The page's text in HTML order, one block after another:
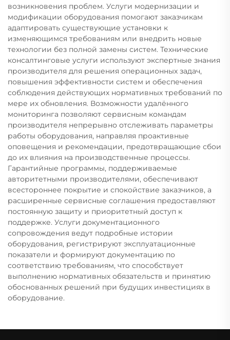
возникновения проблем. Услуги модернизации и
модификации оборудования помогают заказчикам
адаптировать существующие установки к
изменяющимся требованиям или внедрить новые
технологии без полной замены систем. Технические
консалтинговые услуги используют экспертные знания
производителя для решения операционных задач,
повышения эффективности систем и обеспечения
соблюдения действующих нормативных требований по
мере их обновления. Возможности удалённого
мониторинга позволяют сервисным командам
производителя непрерывно отслеживать параметры
работы оборудования, направляя проактивные
оповещения и рекомендации, предотвращающие сбои
до их влияния на производственные процессы.
Гарантийные программы, поддерживаемые
авторитетными производителями, обеспечивают
всестороннее покрытие и спокойствие заказчиков, а
расширенные сервисные соглашения предоставляют
постоянную защиту и приоритетный доступ к
поддержке. Услуги документационного
сопровождения ведут подробные истории
оборудования, регистрируют эксплуатационные
показатели и формируют документацию по
соответствию требованиям, что способствует
выполнению нормативных обязательств и принятию
обоснованных решений при будущих инвестициях в
оборудование.